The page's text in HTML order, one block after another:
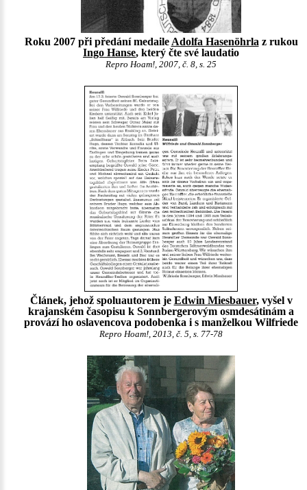
Roku 2007 při předání medaile Adolfa Hasenöhrla z rukou
Ingo Hanse, který čte své laudatio
Repro Hoam!, 2007, č. 8, s. 25
Článek, jehož spoluautorem je Edwin Miesbauer, vyšel v
krajanském časopisu k Sonnbergerovým osmdesátinám a
provází ho oslavencova podobenka i s manželkou Wilfriede
Repro Hoam!, 2013, č. 5, s. 77-78